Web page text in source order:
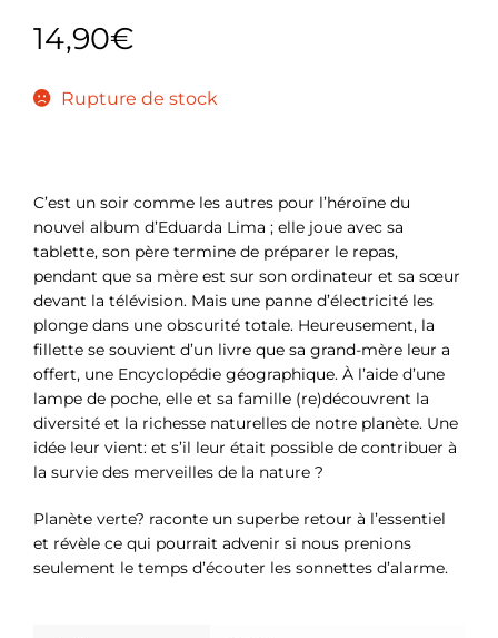
14,90€
Rupture de stock
C’est un soir comme les autres pour l’héroïne du
nouvel album d’Eduarda Lima ; elle joue avec sa
tablette, son père termine de préparer le repas,
pendant que sa mère est sur son ordinateur et sa sœur
devant la télévision. Mais une panne d’électricité les
plonge dans une obscurité totale. Heureusement, la
fillette se souvient d’un livre que sa grand-mère leur a
offert, une Encyclopédie géographique. À l’aide d’une
lampe de poche, elle et sa famille (re)découvrent la
diversité et la richesse naturelles de notre planète. Une
idée leur vient: et s’il leur était possible de contribuer à
la survie des merveilles de la nature ?
Planète verte? raconte un superbe retour à l’essentiel
et révèle ce qui pourrait advenir si nous prenions
seulement le temps d’écouter les sonnettes d’alarme.